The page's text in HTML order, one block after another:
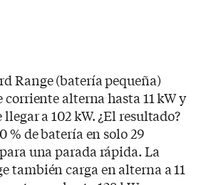
Range (batería pequeña)
corriente alterna hasta 11 kW y
a 102 kW. ¿El resultado?
% de batería en solo 29
una parada rápida. La
también carga en alterna a 11